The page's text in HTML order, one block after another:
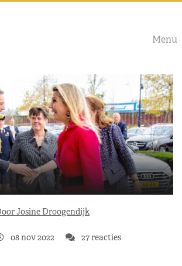
Menu
Josine Droogendijk
08 nov 2022 27 reacties